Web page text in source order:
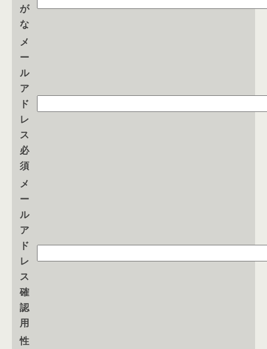
が
な
メ
ー
ル
ア
ド
レ
ス
必
須
メ
ー
ル
ア
ド
レ
ス
確
認
用
性